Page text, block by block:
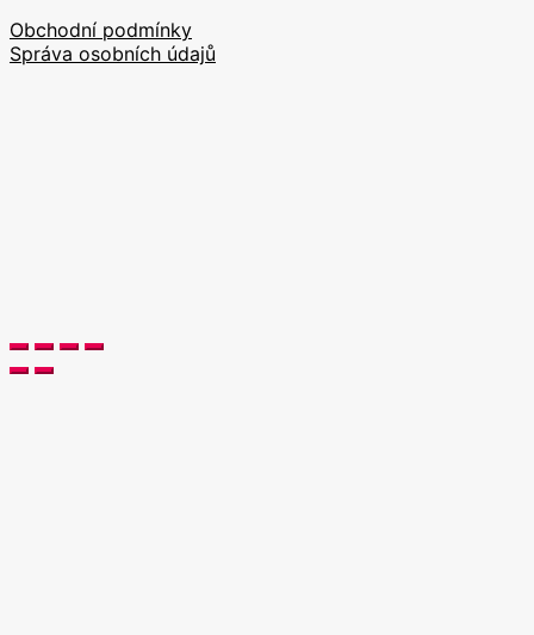
Obchodní podmínky
Správa osobních údajů